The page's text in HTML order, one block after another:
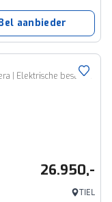
aanbieder
262PK AUT7 | Panoramadak | 360 Graden camera | Elektrische bestuurdersstoel met geheugen | Stoelverwarming | Actieve bochtverlichting | Adaptieve Cruise Control | Stuurassistent | Lane Assist | Navigatie | Elektrische Achterklep | Keyless Entry | Dodehoekassistent
26.950,-
TIEL